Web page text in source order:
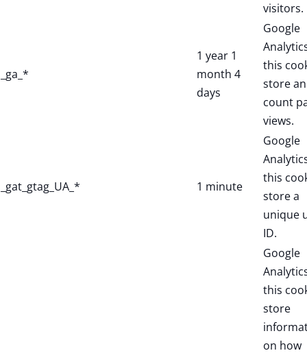
visitors.
_ga_*
1 year 1
month 4
days
Google
this
store
count
views.
_gat_gtag_UA_* 1 minute
Google
this
store a
unique
ID.
Google
this
store
on how